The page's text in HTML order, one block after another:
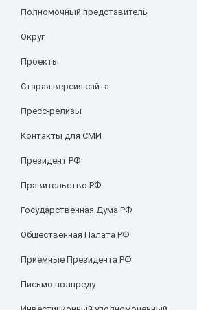
Полномочный представитель
Округ
Проекты
Старая версия сайта
Пресс-релизы
Контакты для СМИ
Президент РФ
Правительство РФ
Государственная Дума РФ
Общественная Палата РФ
Приемные Президента РФ
Письмо полпреду